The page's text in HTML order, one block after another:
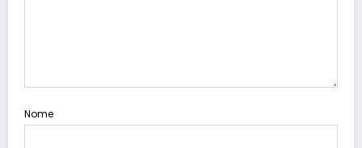
Nome